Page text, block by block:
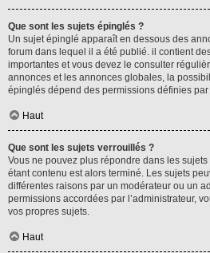
Que sont les sujets épinglés ?
Un sujet épinglé apparaît en dessous des
forum dans lequel il a été publié. il contient
importantes et vous devez le consulter
annonces et les annonces globales, la
épinglés dépend des permissions définies par
Haut
Que sont les sujets verrouillés ?
Vous ne pouvez plus répondre dans les
étant contenu est alors terminé. Les sujets
différentes raisons par un modérateur ou un
permissions accordées par l’administrateur,
vos propres sujets.
Haut